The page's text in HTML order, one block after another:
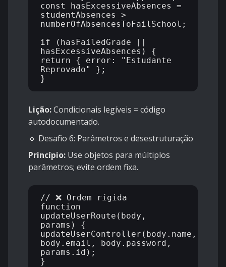
const hasExcessiveAbsences =
studentAbsences >
numberOfAbsencesToFailSchool;
if (hasFailedGrade ||
hasExcessiveAbsences) {
return { error: "Estudante
Reprovado" };
Lição:Condicionais legíveis = código
autodocumentado.
🔹 Desafio 6: Parâmetros e desestruturação
Princípio: Use objetos para múltiplos
parâmetros; evite ordem fixa.
// ❌ Ordem rígida
function
updateUserRoute(body,
params) {
updateUserController(body.name,
body.email, body.password,
params.id);
}